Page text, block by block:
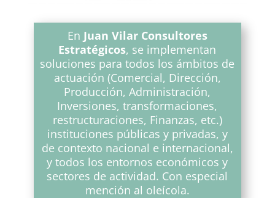
En Juan Vilar Consultores
Estratégicos, se implementan
soluciones para todos los ámbitos de
actuación (Comercial, Dirección,
Producción, Administración,
Inversiones, transformaciones,
restructuraciones, Finanzas, etc.)
instituciones públicas y privadas, y
de contexto nacional e internacional,
y todos los entornos económicos y
sectores de actividad. Con especial
mención al oleícola.